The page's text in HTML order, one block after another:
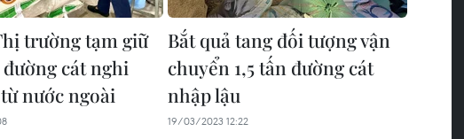
trường tạm giữ
đường cát nghi
nước ngoài
Bắt quả tang đối tượng vận
chuyển 1,5 tấn đường cát
nhập lậu
19/03/2023 12:22